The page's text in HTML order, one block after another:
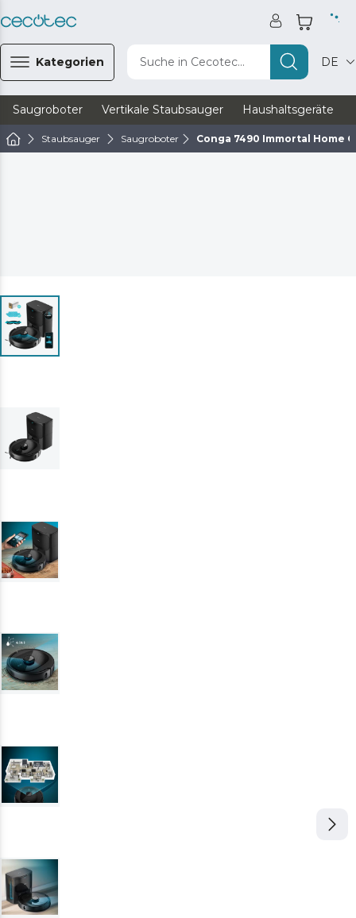
Kategorien Suche in Cecotec... DE
Saugroboter Vertikale Staubsauger Haushaltsgeräte
Staubsauger Saugroboter Conga 7490 Immortal Home